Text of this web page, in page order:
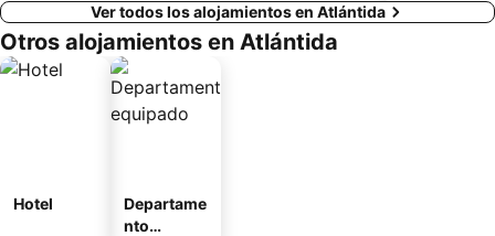
Ver todos los alojamientos en Atlántida
Otros alojamientos en Atlántida
Hotel
Departame
nto